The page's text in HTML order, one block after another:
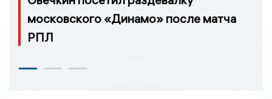
московского «Динамо» после матча
РПЛ